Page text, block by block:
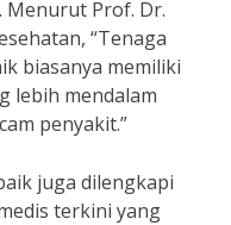
Menurut Prof. Dr.
“Tenaga
biasanya memiliki
lebih mendalam
penyakit.”
juga dilengkapi
terkini yang